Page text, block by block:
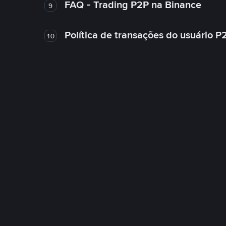
9 FAQ - Trading P2P na Binance
10 Política de transações do usuário